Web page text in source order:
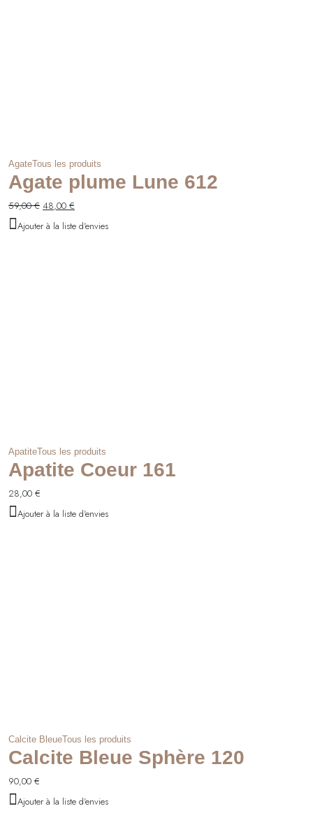
AgateTous les produits
Agate plume Lune 612
59,00€ Le
initial
48,00 €
actuel
Ajouter à la liste d'envies
ApatiteTous les produits
Apatite Coeur 161
28,00 €
Ajouter à la liste d'envies
Calcite BleueTous les produits
Calcite Bleue Sphère 120
90,00 €
Ajouter à la liste d'envies